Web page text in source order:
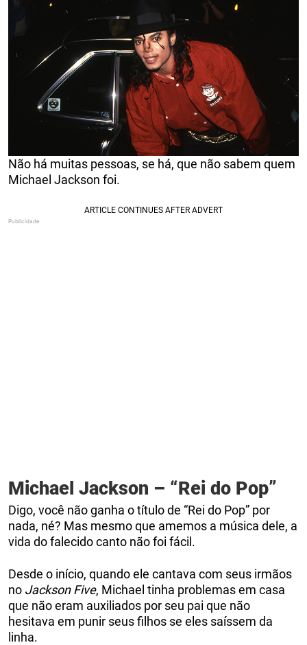
Não há muitas pessoas, se há, que não sabem quem
Michael Jackson foi.
Michael Jackson – “Rei do Pop”
Digo, você não ganha o título de “Rei do Pop” por
nada, né? Mas mesmo que amemos a música dele, a
vida do falecido canto não foi fácil.
Desde o início, quando ele cantava com seus irmãos
no Jackson Five, Michael tinha problemas em casa
que não eram auxiliados por seu pai que não
hesitava em punir seus filhos se eles saíssem da
linha.